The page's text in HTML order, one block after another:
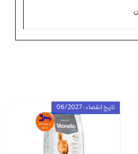
تاریخ انقضاء : 06/2027